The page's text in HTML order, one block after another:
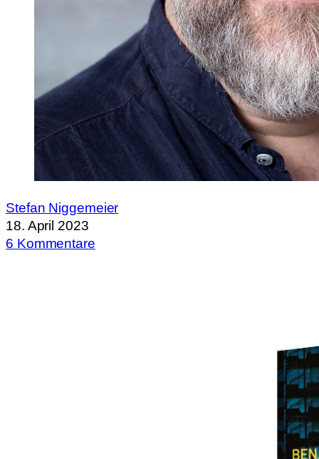
Stefan Niggemeier
18. April 2023
6 Kommentare